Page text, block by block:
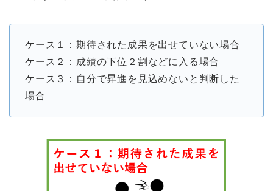
ケース１：期待された成果を出せていない場合
ケース２：成績の下位２割などに入る場合
ケース３：自分で昇進を見込めないと判断した
場合